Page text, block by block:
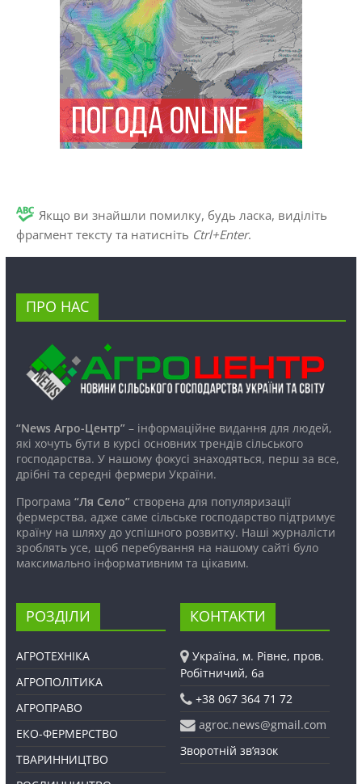
Якщо ви знайшли помилку, будь ласка, виділіть
фрагмент тексту та натисніть Ctrl+Enter.
ПРО НАС
“News Агро-Центр”– інформаційне видання для людей,
які хочуть бути в курсі основних трендів сільського
господарства. У нашому фокусі знаходяться, перш за все,
дрібні та середні фермери України.
Програма “Ля Село”створена для популяризації
фермерства, адже саме сільське господарство підтримує
країну на шляху до успішного розвитку. Наші журналісти
зроблять усе, щоб перебування на нашому сайті було
максимально інформативним та цікавим.
РОЗДІЛИ
АГРОТЕХНІКА
АГРОПОЛІТИКА
АГРОПРАВО
ЕКО-ФЕРМЕРСТВО
ТВАРИННИЦТВО
КОНТАКТИ
Україна, м. Рівне, пров.
Робітничий, 6а
+38 067 364 71 72
agroc.news@gmail.com
Зворотній зв’язок